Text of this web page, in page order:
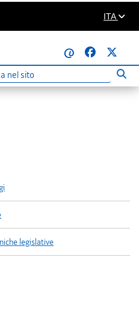
ITA
@
legislative